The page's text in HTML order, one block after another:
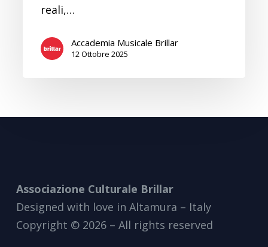
reali,…
Accademia Musicale Brillar
12 Ottobre 2025
Associazione Culturale Brillar
Designed with love in Altamura – Italy
Copyright © 2026 – All rights reserved